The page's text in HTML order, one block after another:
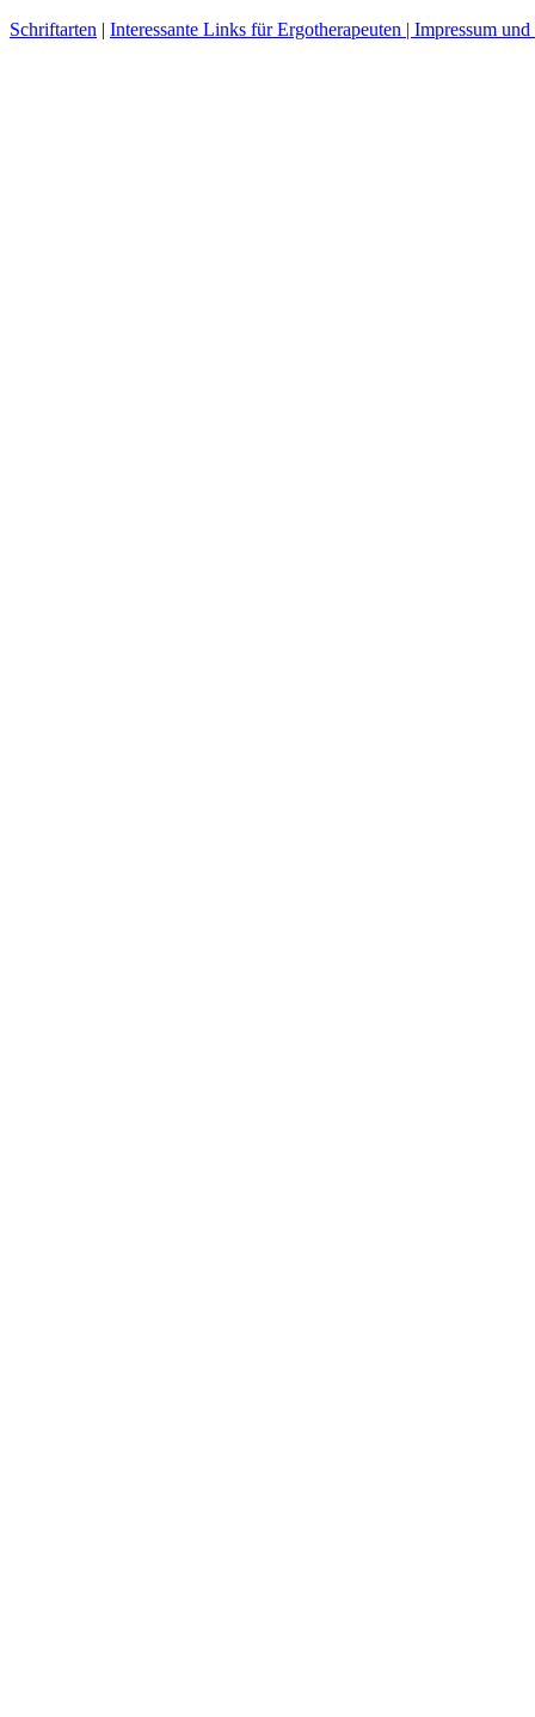
Schriftarten | Interessante Links für Ergotherapeuten | Impressum